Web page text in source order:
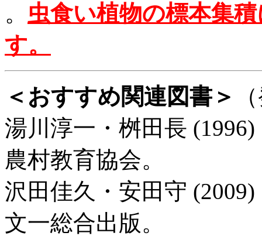
。 虫食い植物の標本集
す。
＜おすすめ関連図書＞
湯川淳一・桝田長
農村教育協会。
沢田佳久・安田守
文一総合出版。